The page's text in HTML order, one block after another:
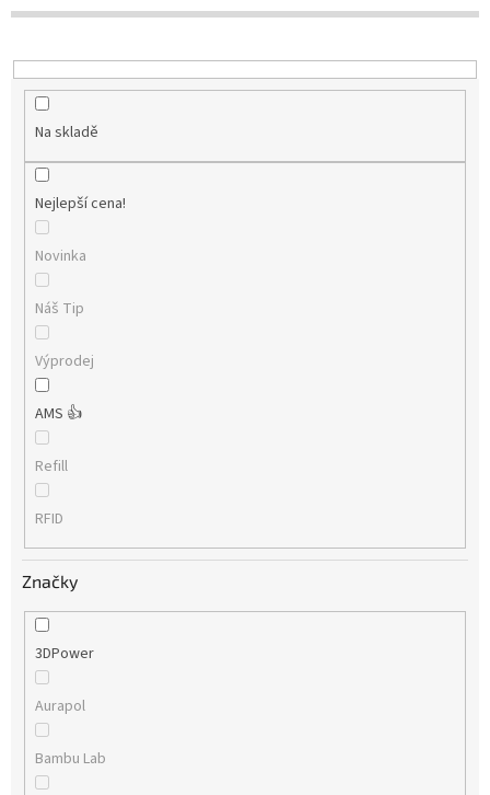
t
Na skladě
Nejlepší cena!
Novinka
Náš Tip
Výprodej
AMS 👍
Refill
RFID
Značky
3DPower
Aurapol
Bambu Lab